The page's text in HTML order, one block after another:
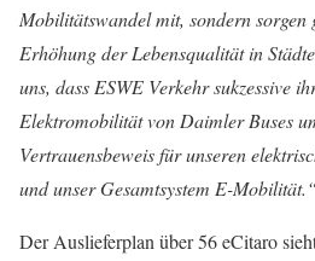
Mobilitätswandel mit, sondern sorgen
Erhöhung der Lebensqualität in
uns, dass ESWE Verkehr sukzessive
Elektromobilität von Daimler Buses
Vertrauensbeweis für unseren
und unser Gesamtsystem E-Mobilität.“
Der Auslieferplan über 56 eCitaro